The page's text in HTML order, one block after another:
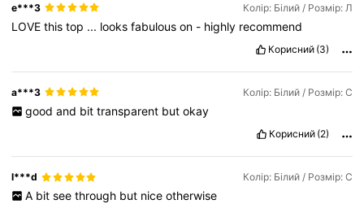
e***3 Колір: Білий / Розмір: Л
LOVEthistop ... looksfabulouson - highly recommend
Корисний (3)
a***3 Колір: Білий / Розмір: С
good and bit transparent but okay
Корисний (2)
l***d Колір: Білий / Розмір: С
A bit see through but nice otherwise